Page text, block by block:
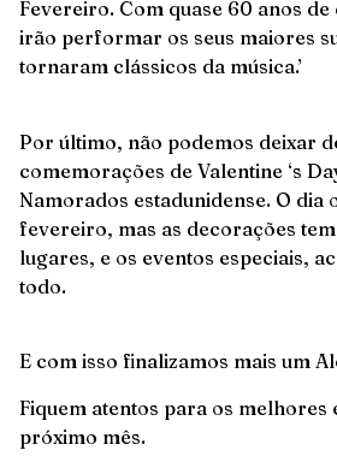
Fevereiro. Com quase 60 anos
irão performar os seus maiores
tornaram clássicos da música.’
Por último, não podemos deixar
comemorações de Valentine ‘s
Namorados estadunidense. O dia
fevereiro, mas as decorações
lugares, e os eventos especiais,
todo.
E com isso finalizamos mais um
Fiquem atentos para os melhores
próximo mês.